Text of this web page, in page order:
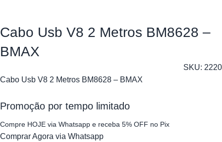
Cabo Usb V8 2 Metros BM8628 –
BMAX
SKU: 2220
Cabo Usb V8 2 Metros BM8628 – BMAX
Promoção por tempo limitado
Compre HOJE via Whatsapp e receba 5% OFF no Pix
Comprar Agora via Whatsapp